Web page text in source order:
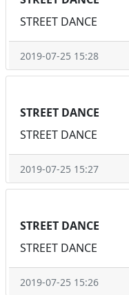
STREET DANCE
2019-07-25 15:28
STREET DANCE
STREET DANCE
2019-07-25 15:27
STREET DANCE
STREET DANCE
2019-07-25 15:26